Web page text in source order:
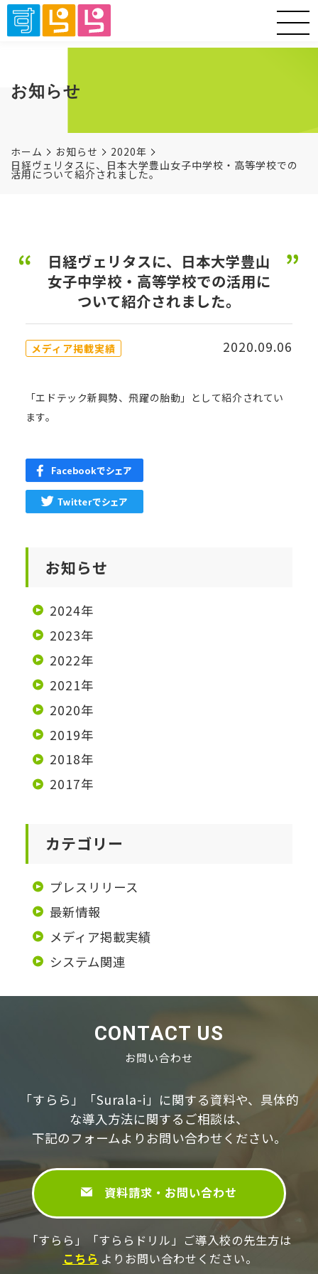
お知らせ
ホーム お知らせ
2020年
日経ヴェリタスに、日本大学豊山女子中学校・高等学校での
活用について紹介されました。
日経ヴェリタスに、日本大学豊山
女子中学校・高等学校での活用に
ついて紹介されました。
メディア掲載実績 2020.09.06
「エドテック新興勢、飛躍の胎動」として紹介されてい
ます。
お知らせ
2024年
2023年
2022年
2021年
2020年
2019年
2018年
2017年
カテゴリー
プレスリリース
最新情報
メディア掲載実績
システム関連
CONTACT US
お問い合わせ
「すらら」「Surala-i」に関する資料や、具体的
な導⼊⽅法に関するご相談は、
下記のフォームよりお問い合わせください。
資料請求・お問い合わせ
「すらら」「すららドリル」ご導⼊校の先⽣⽅は
こちら よりお問い合わせください。